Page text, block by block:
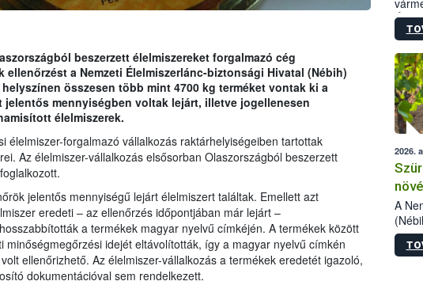
beszerzett élelmiszereket forgalmazó cég
a Nemzeti Élelmiszerlánc-biztonsági Hivatal (Nébih)
összesen több mint 4700 kg terméket vontak ki a
mennyiségben voltak lejárt, illetve jogellenesen
élelmiszerek.
élelmiszer-forgalmazó vállalkozás raktárhelyiségeiben tartottak
Az élelmiszer-vállalkozás elsősorban Olaszországból beszerzett
jelentős mennyiségű lejárt élelmiszert találtak. Emellett azt
eredeti – az ellenőrzés időpontjában már lejárt –
a termékek magyar nyelvű címkéjén. A termékek között
minőségmegőrzési idejét eltávolították, így a magyar nyelvű címkén
ellenőrizhető. Az élelmiszer-vállalkozás a termékek eredetét igazoló,
dokumentációval sem rendelkezett.
2026.
A